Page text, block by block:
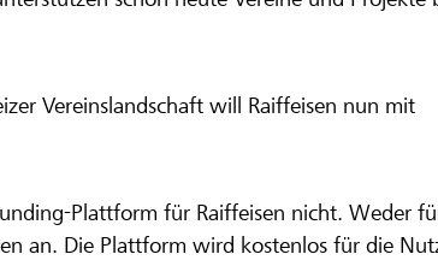
Vereinslandschaft will Raiffeisen nun mit
Plattform für Raiffeisen nicht. Weder
an. Die Plattform wird kostenlos für die